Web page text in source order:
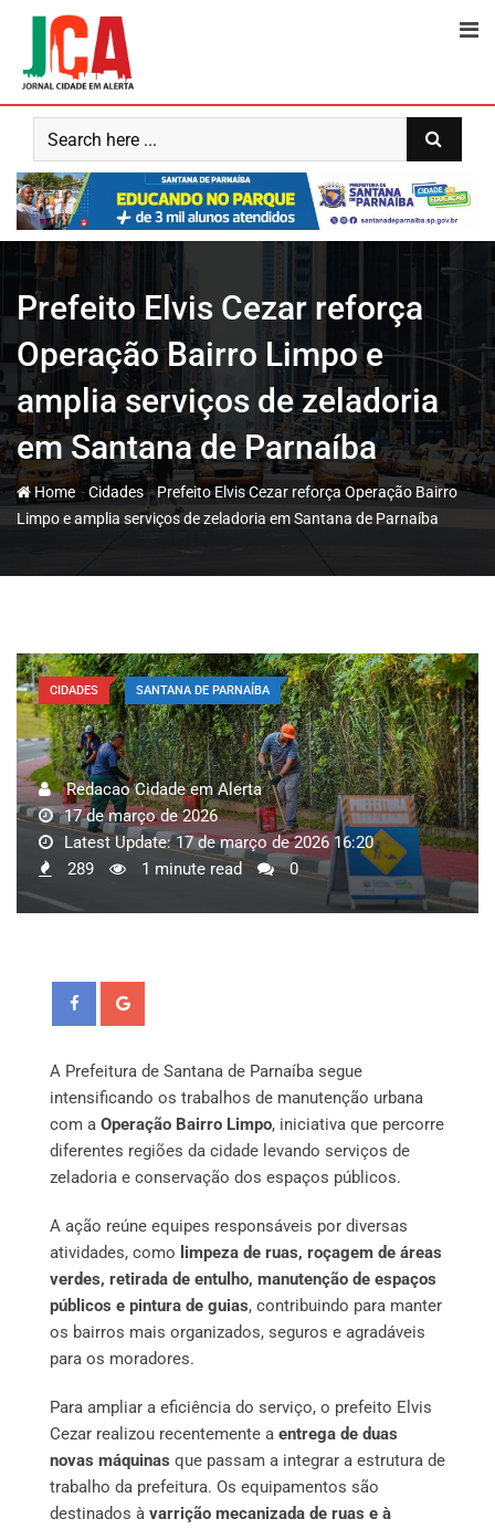
content
Prefeito Elvis Cezar reforça
Operação Bairro Limpo e
amplia serviços de zeladoria
em Santana de Parnaíba
Home -Cidades-Prefeito Elvis Cezar reforça Operação Bairro
Limpo e amplia serviços de zeladoria em Santana de Parnaíba
CIDADES SANTANA DE PARNAÍBA
Redacao Cidade em Alerta
17 de março de 2026
Latest Update: 17 de março de 2026 16:20
289
1 minute read 0
A Prefeitura de Santana de Parnaíba segue
intensificando os trabalhos de manutenção urbana
com a Operação Bairro Limpo, iniciativa que percorre
diferentes regiões da cidade levando serviços de
zeladoria e conservação dos espaços públicos.
A ação reúne equipes responsáveis por diversas
atividades, como limpeza de ruas, roçagem de áreas
verdes, retirada de entulho, manutenção de espaços
públicos e pintura de guias, contribuindo para manter
os bairros mais organizados, seguros e agradáveis
para os moradores.
Para ampliar a eficiência do serviço, o prefeito Elvis
Cezar realizou recentemente a entrega de duas
novas máquinas que passam a integrar a estrutura de
trabalho da prefeitura. Os equipamentos são
destinados à varrição mecanizada de ruas e à